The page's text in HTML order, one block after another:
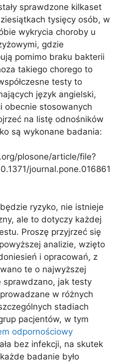
sprawdzone kilkaset
tysięcy osób, w
wykrycia choroby u
gdzie
pomimo braku bakterii
takiego chorego to
testy to
język angielski,
obecnie stosowanych
na listę odnośników
są wykonane badania:
plosone/article/file?
journal.pone.016861
ryzyko, nie istnieje
ale to dotyczy każdej
Proszę przyjrzeć się
analizie, wzięto
i opracowań, z
te o najwyższej
sprawdzano, jak testy
w różnych
stadiach
pacjentów, w tym
odpornościowy
bez infekcji, na skutek
badanie było